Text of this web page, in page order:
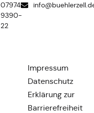
07974
9390-
22
Impressum
Datenschutz
Erklärung zur
Barrierefreiheit